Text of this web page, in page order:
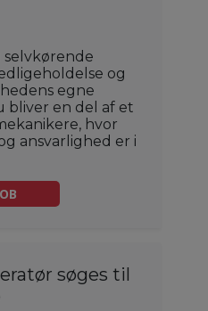
selvkørende
og
egne
bliver en del af et
hvor
ansvarlighed er i
søges til